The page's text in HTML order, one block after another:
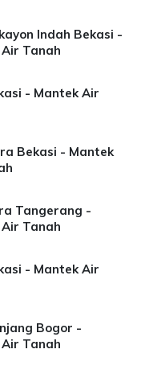
Indah Bekasi -
Tanah
- Mantek Air
Bekasi - Mantek
Tangerang -
Tanah
- Mantek Air
Bogor -
Tanah